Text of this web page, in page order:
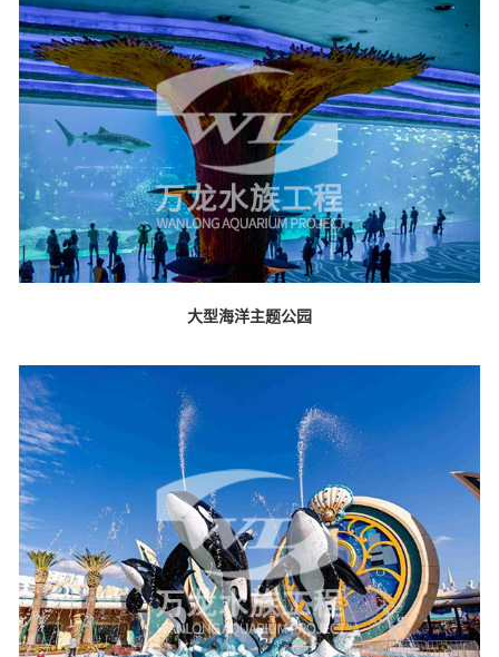
大型海洋主题公园